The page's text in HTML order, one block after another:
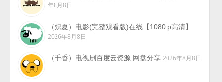
年8月8日
（炽夏）电影(完整观看版)在线【1080 p高清】
2026年8月8日
（千香）电视剧百度云资源 网盘分享 2026年8月8日